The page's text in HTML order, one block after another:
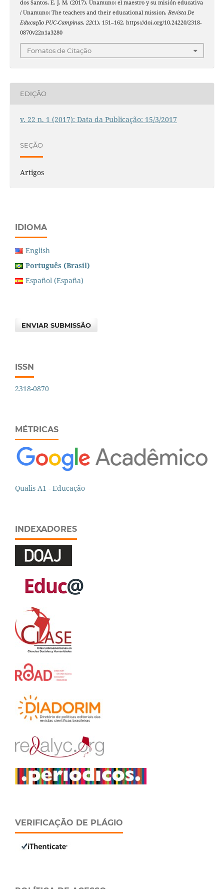
dos Santos, E. J. M. (2017). Unamuno: el maestro y su misión educativa
/ Unamuno: The teachers and their educational mission. Revista De
Educação PUC-Campinas, 22(1), 151–162. https://doi.org/10.24220/2318-
0870v22n1a3280
Fomatos de Citação
EDIÇÃO
v. 22 n. 1 (2017): Data da Publicação: 15/3/2017
SEÇÃO
Artigos
IDIOMA
English
Português (Brasil)
Español (España)
ENVIAR SUBMISSÃO
ISSN
2318-0870
MÉTRICAS
Qualis A1 - Educação
INDEXADORES
VERIFICAÇÃO DE PLÁGIO